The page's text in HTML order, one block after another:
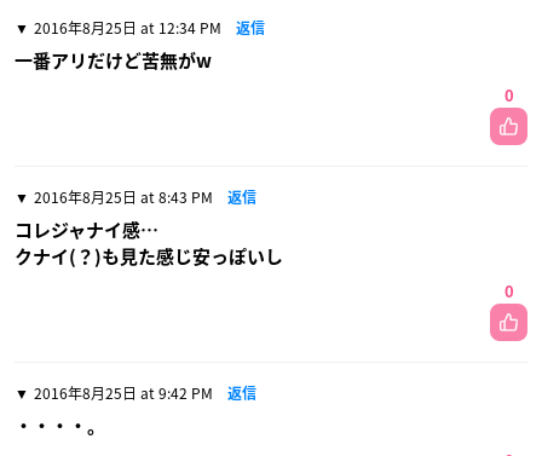
2016年8月25日 at 12:34 PM 返信
一番アリだけど苦無がw
0
2016年8月25日 at 8:43 PM 返信
コレジャナイ感…
クナイ(？)も見た感じ安っぽいし
0
2016年8月25日 at 9:42 PM 返信
・・・・。